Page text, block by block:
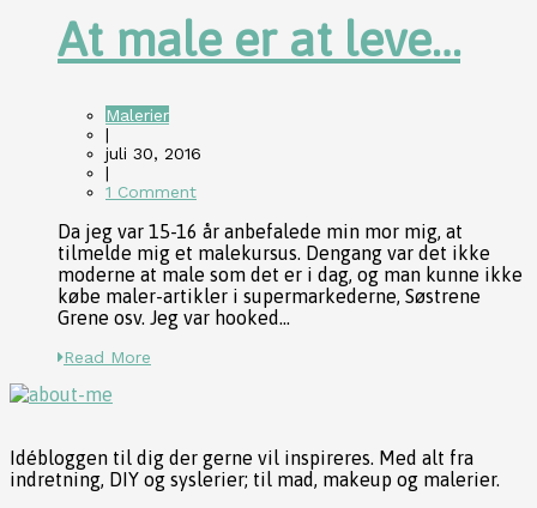
At male er at leve…
Malerier
|
juli 30, 2016
|
1 Comment
Da jeg var 15-16 år anbefalede min mor mig, at
tilmelde mig et malekursus. Dengang var det ikke
moderne at male som det er i dag, og man kunne ikke
købe maler-artikler i supermarkederne, Søstrene
Grene osv. Jeg var hooked...
Read More
Idébloggen til dig der gerne vil inspireres. Med alt fra
indretning, DIY og syslerier; til mad, makeup og malerier.